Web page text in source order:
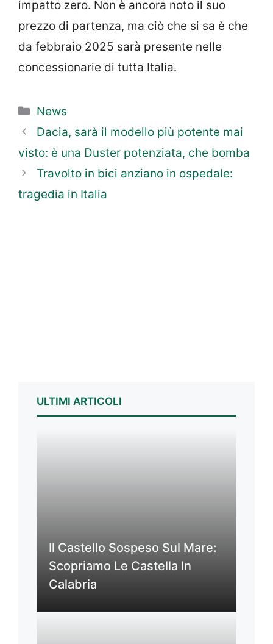
impatto zero. Non è ancora noto il suo
prezzo di partenza, ma ciò che si sa è che
da febbraio 2025 sarà presente nelle
concessionarie di tutta Italia.
Categorie
News
Dacia, sarà il modello più potente mai
visto: è una Duster potenziata, che bomba
Travolto in bici anziano in ospedale:
tragedia in Italia
ULTIMI ARTICOLI
Il Castello Sospeso Sul Mare:
Scopriamo Le Castella In
Calabria